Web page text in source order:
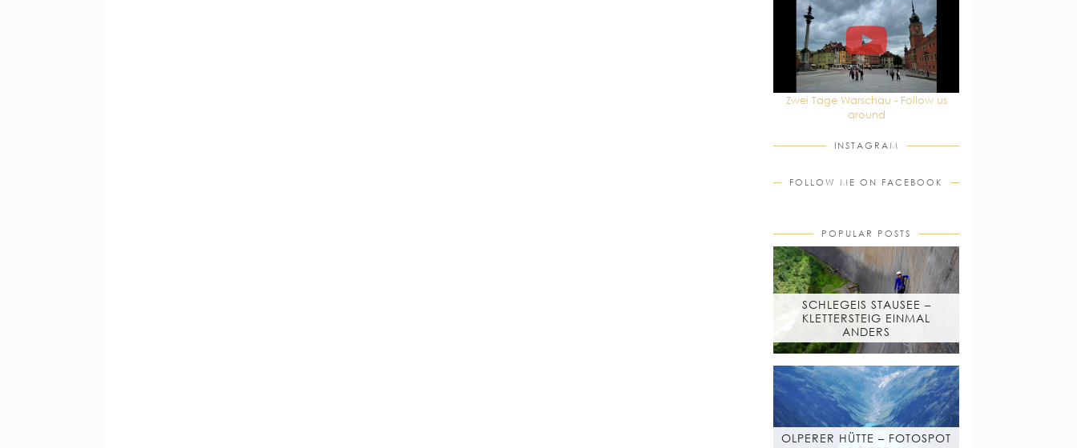
Zwei Tage Warschau - Follow us
around
INSTAGRAM
FOLLOW ME ON FACEBOOK
POPULAR POSTS
SCHLEGEIS STAUSEE –
KLETTERSTEIG EINMAL
ANDERS
OLPERER HÜTTE – FOTOSPOT